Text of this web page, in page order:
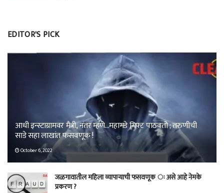
EDITOR'S PICK
आधी इन्स्टाग्रामवर मैत्री, नंतर म्हणे…महागडे गिफ्ट पाठवतो ; तरुणीची
साडे सहा लाखांत फसवणूक !
October 6, 2022
जळगावातील महिला व्यापार्‍याची फसवणूक ः असे आहे नेमके
प्रकरण ?